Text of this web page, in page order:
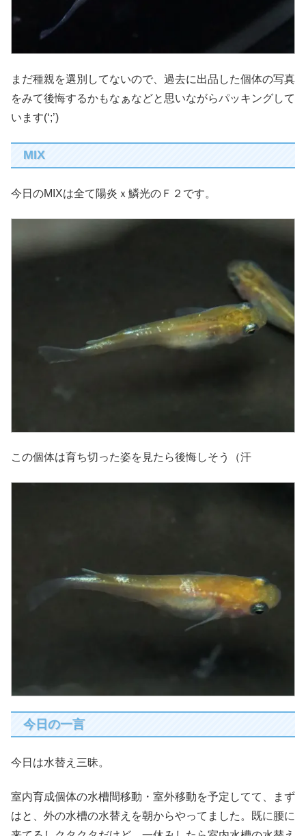
まだ種親を選別してないので、過去に出品した個体の写真
をみて後悔するかもなぁなどと思いながらパッキングして
います(‘;’)
MIX
今日のMIXは全て陽炎ｘ鱗光のＦ２です。
この個体は育ち切った姿を見たら後悔しそう（汗
今日の一言
今日は水替え三昧。
室内育成個体の水槽間移動・室外移動を予定してて、まず
はと、外の水槽の水替えを朝からやってました。既に腰に